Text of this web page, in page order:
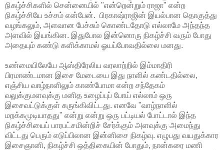
நிகழ்ச்சிகளில் சென்னையில் "என்றென்றும் ராஜா" என்ற
நிகழ்ச்சியே உச்சம் என்பேன். பிரகாஷ்ராஜின் இயல்பான தொகுத்து
வழங்கலும், அளவான பேச்சும் கொண்டதோடு எல்லாமே அந்தந்த
அளவில் இயங்கின. இதுபோல இன்னொரு நிகழ்ச்சி வரும் போது
அதையும் கண்டு களிக்காமல் ஓயப்போவதில்லை மனது.
உண்மையிலேயே ஆஸ்திரேலிய வரலாற்றில் இம்மாதிரி
பிரமாண்டமான இசை மேடையை இது நாளில் கண்டதில்லை,
எஞ்சிய வாழ்நாளிலும் காண்போமா என்ற சந்தேகம்
வலுக்குமளவுக்கு மனித உழைப்புப் போய் எல்லாம் ஒரு
இசைவட்டுக்குள் சுருங்கிவிட்டது. எனவே "வாழ்நாளில்
மறக்கமுடியாதது" என்று என்று ஒரு பட்டியல் போட்டால் இந்த
நிகழ்ச்சியைப் பாரபட்சமின்றிச் சேர்க்கும் அளவுக்கு அமைந்து
விட்டது பெரும் எடுப்பிலான இன்னிசை நிகழ்வு. எழுபது வயதுக்கார
இசைஞானி, நிகழ்ச்சி ஒத்திகையின் போதும், நான்கரை மணி